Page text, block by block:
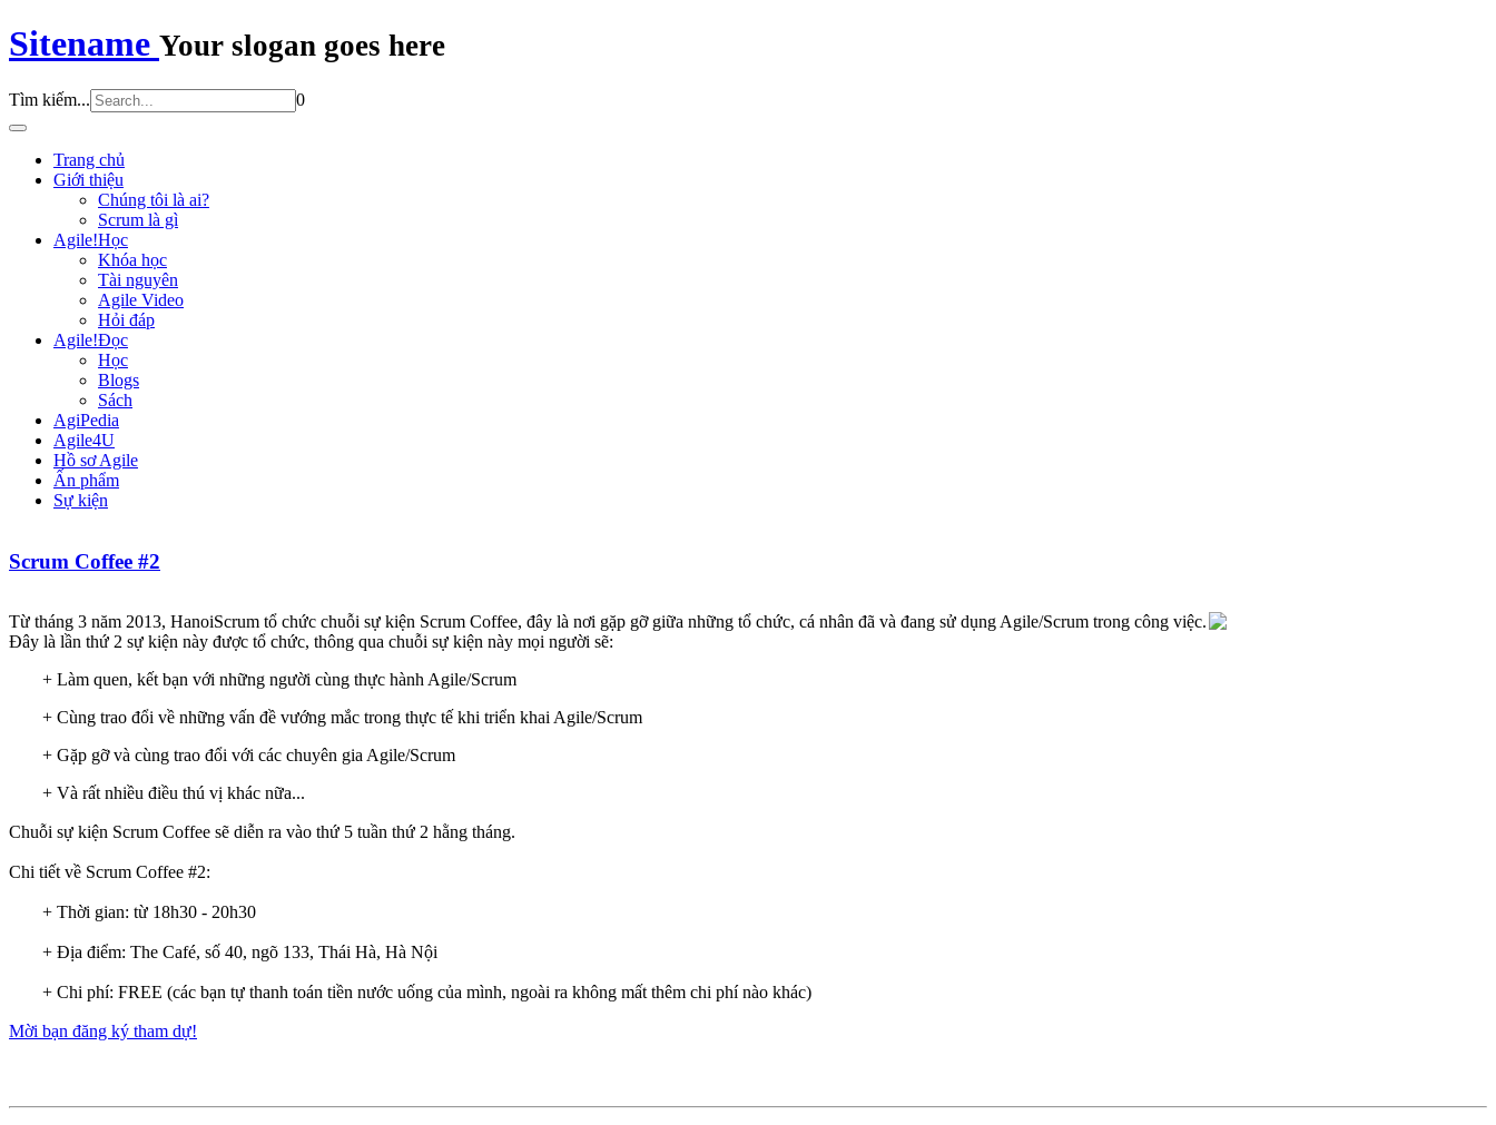
Sitename Your slogan goes here
Tìm kiếm... 0
Trang chủ
Giới thiệu
Chúng tôi là ai?
Scrum là gì
Agile!Học
Khóa học
Tài nguyên
Agile Video
Hỏi đáp
Agile!Đọc
Học
Blogs
Sách
AgiPedia
Agile4U
Hồ sơ Agile
Ấn phẩm
Sự kiện
Scrum Coffee #2
Từ tháng 3 năm 2013, HanoiScrum tổ chức chuỗi sự kiện Scrum Coffee, đây là nơi gặp gỡ giữa những tổ chức, cá nhân đã và đang sử dụng Agile/Scrum trong công việc.
Đây là lần thứ 2 sự kiện này được tổ chức, thông qua chuỗi sự kiện này mọi người sẽ:
+ Làm quen, kết bạn với những người cùng thực hành Agile/Scrum
+ Cùng trao đổi về những vấn đề vướng mắc trong thực tế khi triển khai Agile/Scrum
+ Gặp gỡ và cùng trao đổi với các chuyên gia Agile/Scrum
+ Và rất nhiều điều thú vị khác nữa...
Chuỗi sự kiện Scrum Coffee sẽ diễn ra vào thứ 5 tuần thứ 2 hằng tháng.
Chi tiết về Scrum Coffee #2:
+ Thời gian: từ 18h30 - 20h30
+ Địa điểm: The Café, số 40, ngõ 133, Thái Hà, Hà Nội
+ Chi phí: FREE (các bạn tự thanh toán tiền nước uống của mình, ngoài ra không mất thêm chi phí nào khác)
Mời bạn đăng ký tham dự!